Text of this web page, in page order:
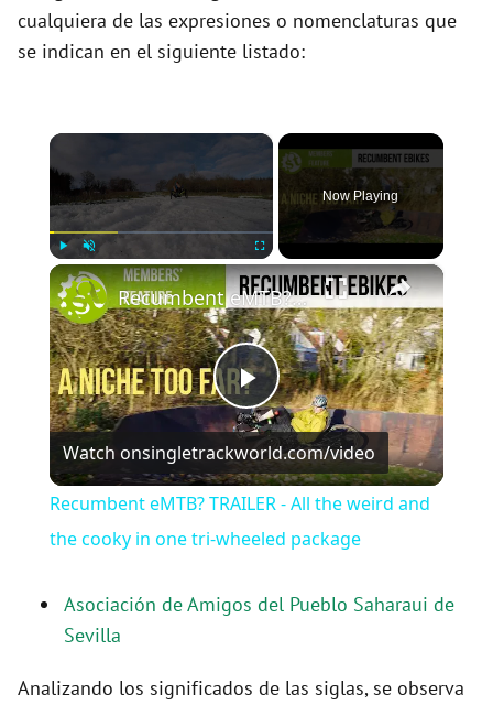
cualquiera de las expresiones o nomenclaturas que
se indican en el siguiente listado:
×
Fullscreen
Now Playing
×
P
l
a
y
V
Recumbent eMTB? TRAILER - All the weird and the cooky in one tri-wheeled package
Watch onsingletrackworld.com/video
Recumbent eMTB? TRAILER - All the weird and
the cooky in one tri-wheeled package
Asociación de Amigos del Pueblo Saharaui de
Sevilla
Analizando los significados de las siglas, se observa